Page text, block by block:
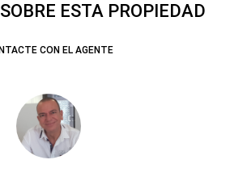
ESTA PROPIEDAD
CON EL AGENTE